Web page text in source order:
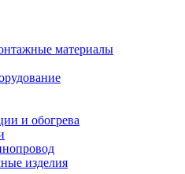
материалы
и обогрева
изделия